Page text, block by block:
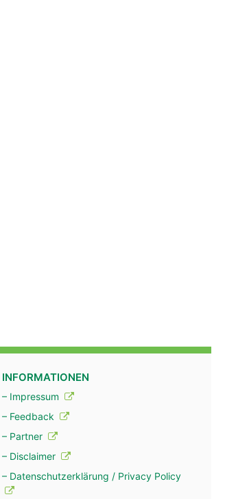
INFORMATIONEN
– Impressum
– Feedback
– Partner
– Disclaimer
– Datenschutzerklärung / Privacy Policy